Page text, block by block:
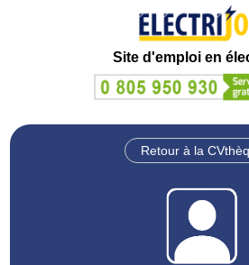
Site d'emploi en
Retour à la